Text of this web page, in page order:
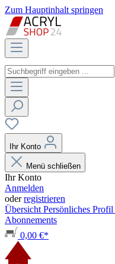
Zum Hauptinhalt springen
Ihr Konto
Menü schließen
Ihr Konto
Anmelden
oderregistrieren
Übersicht Persönliches Profil
Abonnements
0,00 €*